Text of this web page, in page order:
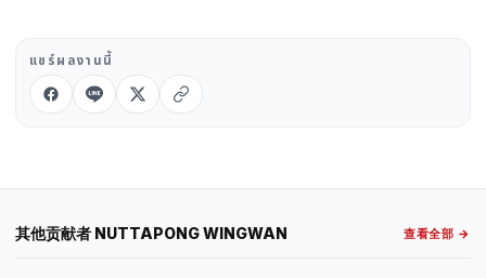
แชร์ผลงานนี้
其他贡献者 NUTTAPONG WINGWAN 查看全部 →